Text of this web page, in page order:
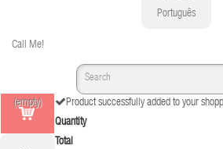
Português
Call Me!
(empty)
Product successfully added to your
Quantity
Total